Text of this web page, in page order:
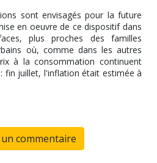
sont envisagés pour la future
en oeuvre de ce dispositif dans
plus proches des familles
où, comme dans les autres
à la consommation continuent
fin juillet, l'inflation était estimée à
commentaire